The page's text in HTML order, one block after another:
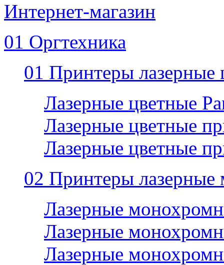
Интернет-магазин
01 Оргтехника
01 Принтеры лазерные
Лазерные цветные
Лазерные цветные
Лазерные цветные
02 Принтеры
Лазерные
Лазерные
Лазерные